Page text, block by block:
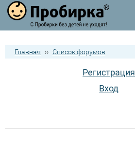
Главная ›› Список форумов
Регистрация
Вход